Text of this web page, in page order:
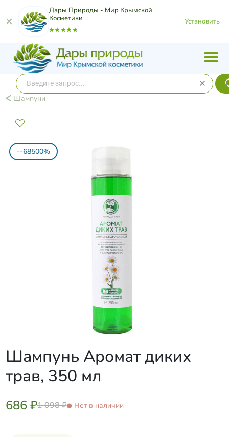
Дары Природы - Мир Крымской
Косметики
Установить
Шампуни
--68500%
Шампунь Аромат диких
трав, 350 мл
686 ₽1 098 ₽ Нет в наличии